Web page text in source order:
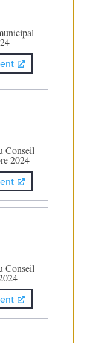
Conseil
2024
Conseil